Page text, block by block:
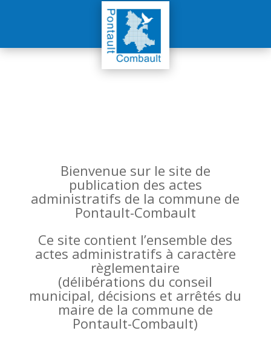
Bienvenue sur le site de
publication des actes
administratifs de la commune de
Pontault-Combault
Ce site contient l’ensemble des
actes administratifs à caractère
règlementaire
(délibérations du conseil
municipal, décisions et arrêtés du
maire de la commune de
Pontault-Combault)